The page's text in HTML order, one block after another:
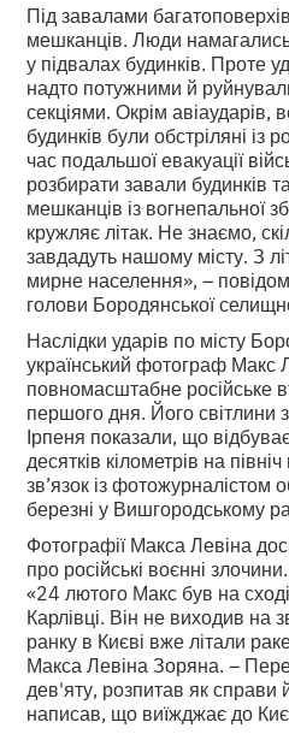
Під завалами
мешканців. Люди намагались
у підвалах будинків. Проте
надто потужними й
секціями. Окрім авіаударів,
будинків були обстріляні із
час подальшої евакуації
розбирати завали будинків
мешканців із вогнепальної
кружляє літак. Не знаємо,
завдадуть нашому місту. З
мирне населення», –
голови Бородянської
Наслідки ударів по місту
український фотограф Макс
повномасштабне російське
першого дня. Його світлини
Ірпеня показали, що
десятків кілометрів на
зв’язок із фотожурналістом
березні у Вишгородському
Фотографії Макса Левіна
про російські воєнні злочини.
«24 лютого Макс був на
Карлівці. Він не виходив на
ранку в Києві вже літали
Макса Левіна Зоряна. –
дев'яту, розпитав як справи
написав, що виїжджає до